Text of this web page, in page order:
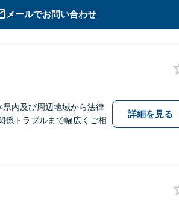
メールでお問い合わせ
県内及び周辺地域から法律
係トラブルまで幅広くご相
詳細を見る